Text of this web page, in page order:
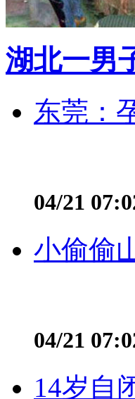
湖北一男
东莞：
04/21
小偷偷
04/21
14岁自